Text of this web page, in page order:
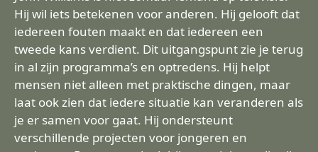
Hij wil iets betekenen voor anderen. Hij gelooft dat
iedereen fouten maakt en dat iedereen een
tweede kans verdient. Dit uitgangspunt zie je terug
in al zijn programma’s en optredens. Hij helpt
mensen niet alleen met praktische dingen, maar
laat ook zien dat iedere situatie kan veranderen als
je er samen voor gaat. Hij ondersteunt
verschillende projecten voor jongeren en